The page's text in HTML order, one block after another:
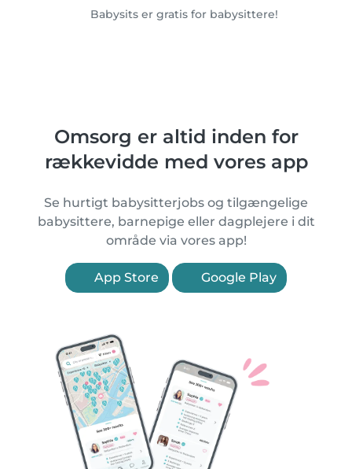
Babysits er gratis for babysittere!
Omsorg er altid inden for
rækkevidde med vores app
Se hurtigt babysitterjobs og tilgængelige
babysittere, barnepige eller dagplejere i dit
område via vores app!
App Store Google Play